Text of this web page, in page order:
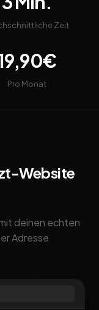
Zeit
Pro Monat
Website
deinen echten
Adresse